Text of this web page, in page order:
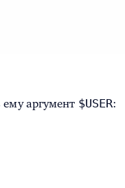
аргумент $USER: